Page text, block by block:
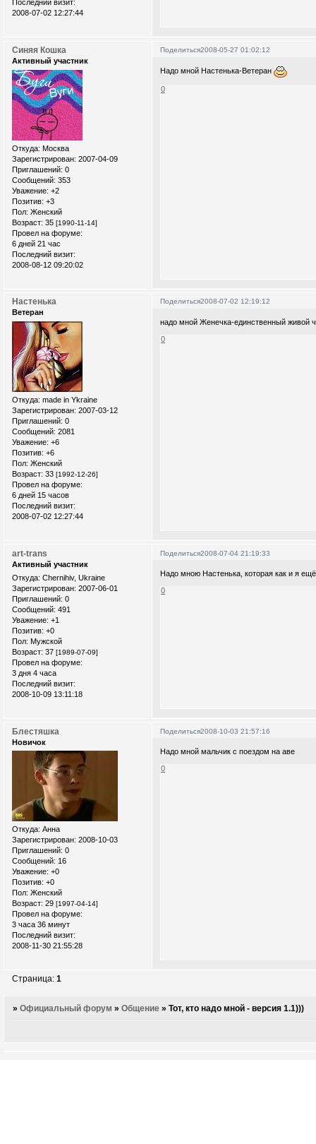
Последний визит:
2008-07-02 12:27:44
Поделиться2008-05-27 01:02:12
Синяя Кошка
Активный участник
Откуда: Москва
Зарегистрирован: 2007-04-09
Приглашений: 0
Сообщений: 353
Уважение: +2
Позитив: +3
Пол: Женский
Возраст: 35 [1990-11-14]
Провел на форуме:
6 дней 21 час
Последний визит:
2008-08-12 09:20:02
Надо мной Настенька-Ветеран
0
Поделиться2008-07-02 12:19:12
Настенька
Ветеран
Откуда: made in Ykraine
Зарегистрирован: 2007-03-12
Приглашений: 0
Сообщений: 2081
Уважение: +6
Позитив: +6
Пол: Женский
Возраст: 33 [1992-12-26]
Провел на форуме:
6 дней 15 часов
Последний визит:
2008-07-02 12:27:44
надо мной Женечка-единственный живой
0
Поделиться2008-07-04 21:19:33
art-trans
Активный участник
Откуда: Chernihiv, Ukraine
Зарегистрирован: 2007-06-01
Приглашений: 0
Сообщений: 491
Уважение: +1
Позитив: +0
Пол: Мужской
Возраст: 37 [1989-07-09]
Провел на форуме:
3 дня 4 часа
Последний визит:
2008-10-09 13:11:18
Надо мною Настенька, которая как и я
0
Поделиться2008-10-03 21:57:16
Блестяшка
Новичок
Откуда: Анна
Зарегистрирован: 2008-10-03
Приглашений: 0
Сообщений: 16
Уважение: +0
Позитив: +0
Пол: Женский
Возраст: 29 [1997-04-14]
Провел на форуме:
3 часа 36 минут
Последний визит:
2008-11-30 21:55:28
Надо мной мальчик с поездом на аве
0
Страница:1
»Официальный форум »Общение »Тот, кто надо мной - версия 1.1)))